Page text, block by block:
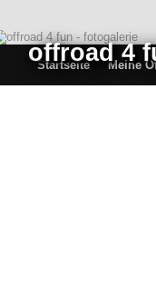
offroad 4
Startseite Meine